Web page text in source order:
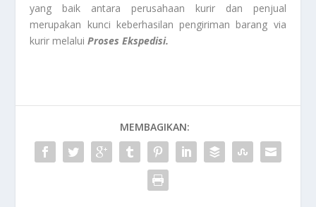
yang baik antara perusahaan kurir dan penjual
merupakan kunci keberhasilan pengiriman barang via
kurir melaluiProses Ekspedisi.
MEMBAGIKAN: